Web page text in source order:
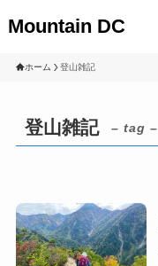
Mountain DC
ホーム 登山雑記
登山雑記 – tag –